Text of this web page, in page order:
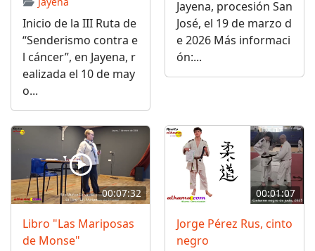
Inicio de la III Ruta de
“Senderismo contra e
l cáncer”, en Jayena, r
ealizada el 10 de may
o...
Jayena, procesión San
José, el 19 de marzo d
e 2026 Más informaci
ón:...
00:07:32
Libro "Las Mariposas
de Monse"
00:01:07
Jorge Pérez Rus, cinto
negro